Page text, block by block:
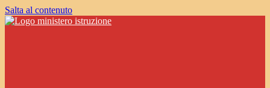
Salta al contenuto